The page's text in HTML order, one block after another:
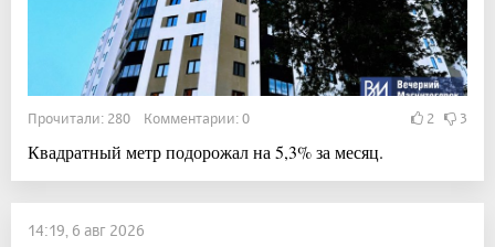
Прочитали: 280 Комментарии: 0 2 3
Квадратный метр подорожал на 5,3% за месяц.
14:19, 6 авг 2026